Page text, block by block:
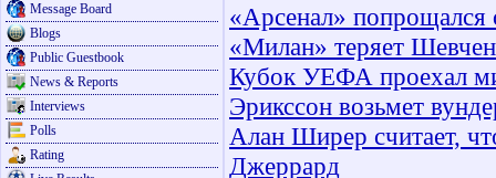
Message Board
Blogs
Public Guestbook
News & Reports
Interviews
Polls
Rating
«Арсенал»
«Милан» теряет
Кубок УЕФА проехал
Эрикссон возьмет
Алан Ширер считает,
Джеррард